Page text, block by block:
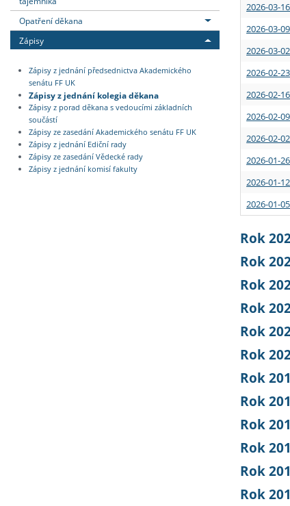
Opatření děkana
Zápisy
Zápisy z jednání předsednictva Akademického
senátu FF UK
Zápisy z jednání kolegia děkana
Zápisy z porad děkana s vedoucími základních
součástí
Zápisy ze zasedání Akademického senátu FF UK
Zápisy z jednání Ediční rady
Zápisy ze zasedání Vědecké rady
Zápisy z jednání komisí fakulty
2026-03-
2026-03-
2026-03-
2026-02-
2026-02-
2026-02-
2026-02-
2026-01-
2026-01-
2026-01-
Rok
Rok
Rok
Rok
Rok
Rok
Rok
Rok
Rok
Rok
Rok
Rok